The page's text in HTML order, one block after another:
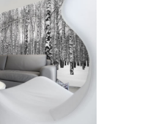
wariantów.
Opcje
można
wybrać
na
stronie